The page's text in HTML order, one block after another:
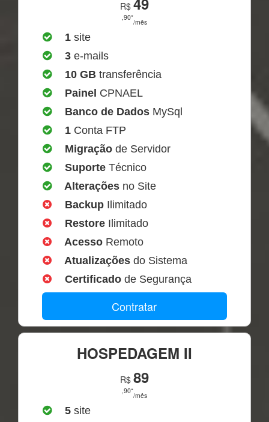
R$
,90*
/mês
1site
3e-mails
10 GBtransferência
Painel CPNAEL
Banco de Dados MySql
1 Conta FTP
Migraçãode Servidor
SuporteTécnico
Alterações no Site
Backup Ilimitado
Restore Ilimitado
Acesso Remoto
Atualizaçõesdo Sistema
Certificadode Segurança
Contratar
HOSPEDAGEM II
R$ 89
,90*
/mês
5site